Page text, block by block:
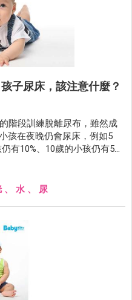
子尿床，該注意什麼？
階段訓練脫離尿布，雖然成
孩在夜晚仍會尿床，例如5
有10%、10歲的小孩仍有5%
重的醫療問題，但對父母或
是沉重的打擊。
、 水 、 尿